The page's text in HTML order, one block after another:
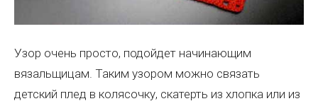
Узор очень просто, подойдет начинающим
вязальщицам. Таким узором можно связать
детский плед в колясочку, скатерть из хлопка или из